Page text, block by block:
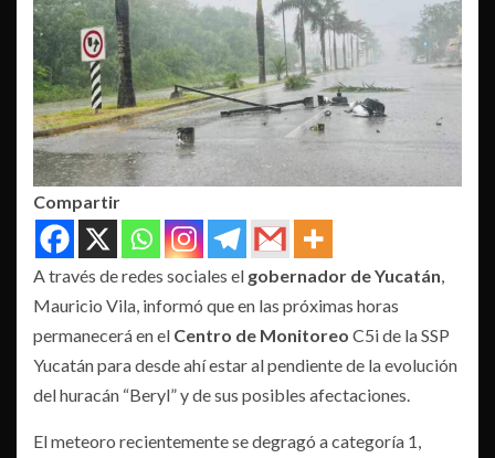
Compartir
A través de redes sociales el gobernador de Yucatán
Mauricio Vila, informó que en las próximas horas
permanecerá en el Centro de Monitoreo C5i de la SSP
Yucatán para desde ahí estar al pendiente de la evolución
del huracán “Beryl” y de sus posibles afectaciones.
El meteoro recientemente se degragó a categoría 1,